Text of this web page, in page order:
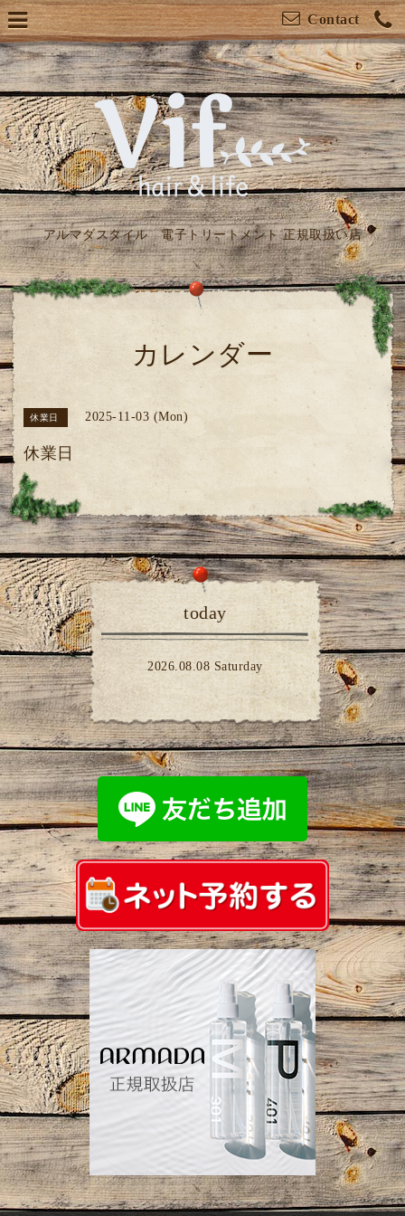
Contact
アルマダスタイル 電子トリートメント 正規取扱い店
カレンダー
休業日 2025-11-03 (Mon)
休業日
today
2026.08.08 Saturday